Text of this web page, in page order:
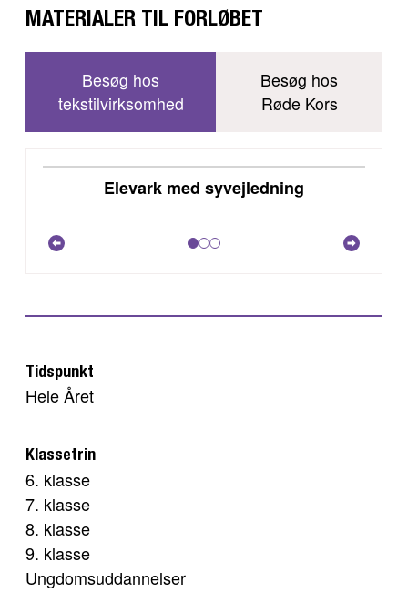
MATERIALER TIL FORLØBET
Besøg hos
tekstilvirksomhed
Besøg hos
Røde Kors
VIS
Elevark med syvejledning
Tidspunkt
Hele Året
Klassetrin
6. klasse
7. klasse
8. klasse
9. klasse
Ungdomsuddannelser